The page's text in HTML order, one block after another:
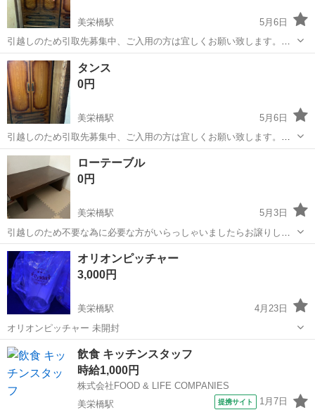
美栄橋駅
5月6日
引越しのため引取先募集中、ご入用の方は宜しくお願い致します。細
かいキズ等ありますが使用には差し支えないです。 サイズ タテ
1760mm ✖️ヨコ880mm ✖️奥行575mm ※上下２段式 3段引出し部分タ
テ600mm...
沖縄 那覇市
タンス
0円
美栄橋駅
5月6日
引越しのため引取先募集中、ご入用の方は宜しくお願い致します。細
かいキズ等ありますが使用には差し支えありません サイズ タテ
1780mm ✖️ヨコ885mm 奥行580mm ※上下2段式 3段引出し部文タテ
610mm 中...
沖縄 那覇市 美栄橋駅
ローテーブル
0円
美栄橋駅
5月3日
引越しのため不要な為に必要な方がいらっしゃいましたらお譲りしま
す！ 結構重厚な感じです＼(^o^)／ 幅 120cm 高さ 38cm 奥行き
60cm 板幅 5.5cm 豊見城市高嶺自宅まで、できるだけ早くとりにき
てくれ...
沖縄 那覇市 美栄橋駅
オリオンピッチャー
3,000円
美栄橋駅
4月23日
オリオンピッチャー 未開封
沖縄 美栄橋駅 その他
飲食 キッチンスタッフ
時給1,000円
株式会社FOOD & LIFE COMPANIES
美栄橋駅
提携サイト 1月7日